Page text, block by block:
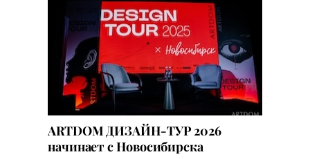
ARTDOM ДИЗАЙН-ТУР 2026
начинает с Новосибирска